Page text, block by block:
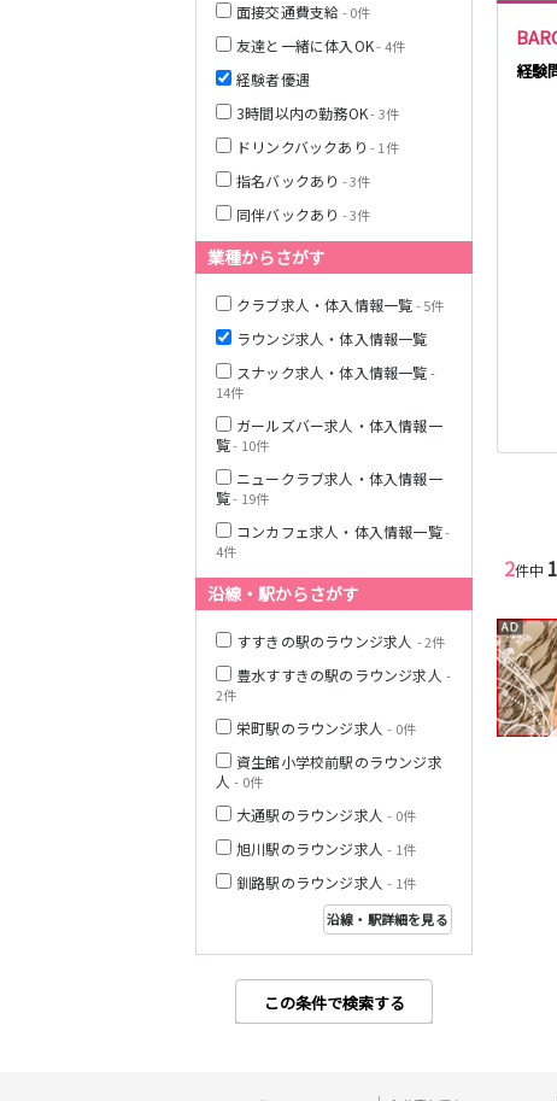
経験
2件中
面接交通費支給- 0件
友達と一緒に体入OK- 4件
経験者優遇
3時間以内の勤務OK- 3件
ドリンクバックあり - 1件
指名バックあり - 3件
同伴バックあり - 3件
業種からさがす
クラブ求人・体入情報一覧- 5件
ラウンジ求人・体入情報一覧
スナック求人・体入情報一覧-
14件
ガールズバー求人・体入情報一
覧- 10件
ニュークラブ求人・体入情報一
覧- 19件
コンカフェ求人・体入情報一覧-
4件
沿線・駅からさがす
すすきの駅のラウンジ求人 - 2件
豊水すすきの駅のラウンジ求人 -
2件
栄町駅のラウンジ求人- 0件
資生館小学校前駅のラウンジ求
人- 0件
大通駅のラウンジ求人- 0件
旭川駅のラウンジ求人- 1件
釧路駅のラウンジ求人- 1件
沿線・駅詳細を見る
この条件で検索する